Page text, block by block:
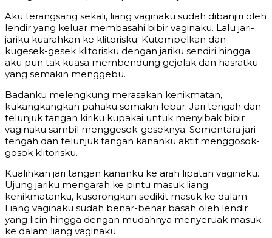
Aku terangsang sekali, liang vaginaku sudah dibanjiri oleh
lendir yang keluar membasahi bibir vaginaku. Lalu jari-
jariku kuarahkan ke klitorisku. Kutempelkan dan
kugesek-gesek klitorisku dengan jariku sendiri hingga
aku pun tak kuasa membendung gejolak dan hasratku
yang semakin menggebu.
Badanku melengkung merasakan kenikmatan,
kukangkangkan pahaku semakin lebar. Jari tengah dan
telunjuk tangan kiriku kupakai untuk menyibak bibir
vaginaku sambil menggesek-geseknya. Sementara jari
tengah dan telunjuk tangan kananku aktif menggosok-
gosok klitorisku.
Kualihkan jari tangan kananku ke arah lipatan vaginaku.
Ujung jariku mengarah ke pintu masuk liang
kenikmatanku, kusorongkan sedikit masuk ke dalam.
Liang vaginaku sudah benar-benar basah oleh lendir
yang licin hingga dengan mudahnya menyeruak masuk
ke dalam liang vaginaku.